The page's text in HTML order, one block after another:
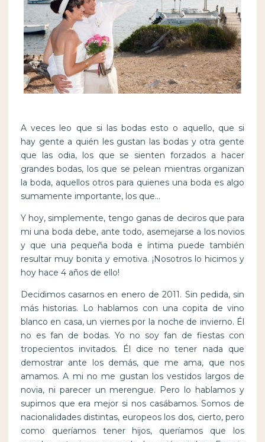
A veces leo que si las bodas esto o aquello, que si
hay gente a quién les gustan las bodas y otra gente
que las odia, los que se sienten forzados a hacer
grandes bodas, los que se pelean mientras organizan
la boda, aquellos otros para quienes una boda es algo
sumamente importante, los que…
Y hoy, simplemente, tengo ganas de deciros que para
mi una boda debe, ante todo, asemejarse a los novios
y que una pequeña boda e íntima puede también
resultar muy bonita y emotiva. ¡Nosotros lo hicimos y
hoy hace 4 años de ello!
Decidimos casarnos en enero de 2011. Sin pedida, sin
más historias. Lo hablamos con una copita de vino
blanco en casa, un viernes por la noche de invierno. Él
no es fan de bodas. Yo no soy fan de fiestas con
tropecientos invitados. Él dice no tener nada que
demostrar ante los demás, que me ama, que nos
amamos. A mi no me gustan los vestidos largos de
novia, ni parecer un merengue. Pero lo hablamos y
supimos que era mejor si nos casábamos. Somos de
nacionalidades distintas, europeos los dos, cierto, pero
como queríamos tener hijos, queríamos que los